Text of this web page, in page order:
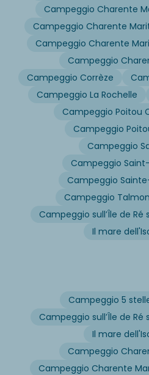
Campeggio Charente
Campeggio Charente
Campeggio Charente
Campeggio
Campeggio Corrèze
Campeggio La Rochelle
Campeggio Poitou
Campeggio
Campeggio
Campeggio
Campeggio
Campeggio
Campeggio sull’Île de
Il mare
Campeggio 5
Campeggio sull’Île de
Il mare
Campeggio
Campeggio Charente